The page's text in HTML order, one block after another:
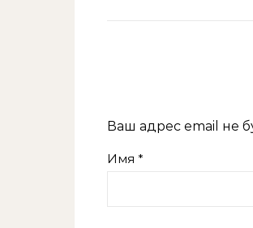
Ваш адрес email не
Имя *